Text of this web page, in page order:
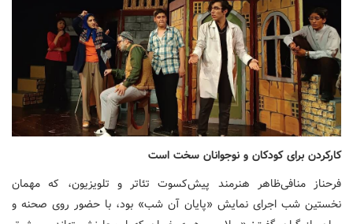
کارکردن برای کودکان و نوجوانان سخت است
فرحناز منافی‌ظاهر هنرمند پیش‌کسوت تئاتر و تلویزیون، که مهمان
نخستین شب اجرای نمایش «پایان آن شب» بود، با حضور روی صحنه و